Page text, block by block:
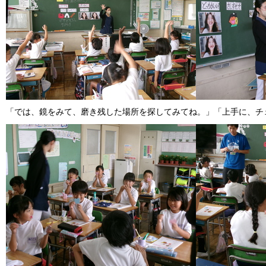
「では、鏡をみて、磨き残した場所を探してみてね。」「上手に、